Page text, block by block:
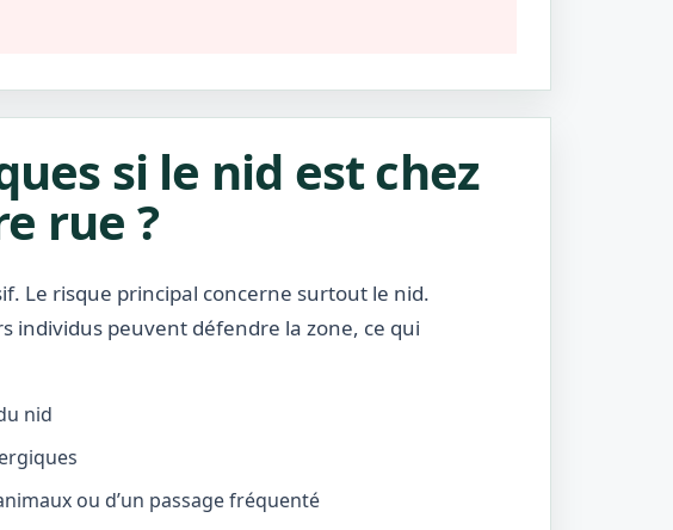
si le nid est chez
rue ?
Le risque principal concerne surtout le nid.
individus peuvent défendre la zone, ce qui
nid
ou d’un passage fréquenté